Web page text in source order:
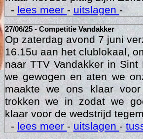
- lees meer -uitslagen-
27/06/25 - Competitie Vandakker
Op zaterdag avond 7 juni
16.15u aan het clublokaal,
naar TTV Vandakker in
we gewogen en aten we
maakte we ons klaar
trokken we in zodat we
klaar voor de wedstrijd
-lees meer - uitslagen-